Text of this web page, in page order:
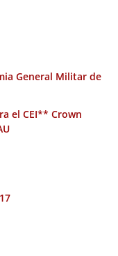
General Militar de
el CEI** Crown